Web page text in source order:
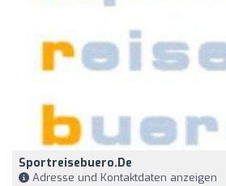
Sportreisebuero.de
Adresse und Kontaktdaten anzeigen